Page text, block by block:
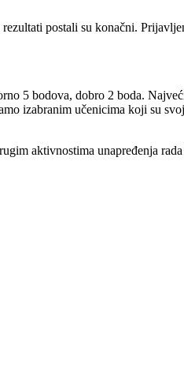
postali su konačni.
5 bodova, dobro 2 boda.
izabranim učenicima koji su
aktivnostima unapređenja